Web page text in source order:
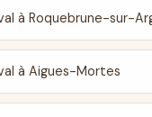
à Roquebrune-sur-
à Aigues-Mortes